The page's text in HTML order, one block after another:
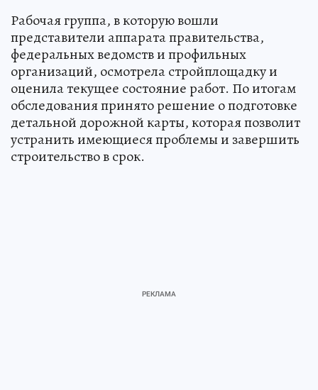
Рабочая группа, в которую вошли
представители аппарата правительства,
федеральных ведомств и профильных
организаций, осмотрела стройплощадку и
оценила текущее состояние работ. По итогам
обследования принято решение о подготовке
детальной дорожной карты, которая позволит
устранить имеющиеся проблемы и завершить
строительство в срок.